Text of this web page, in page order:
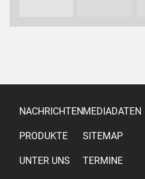
NACHRICHTEN
PRODUKTE
UNTER UNS
MEDIADATEN
SITEMAP
TERMINE